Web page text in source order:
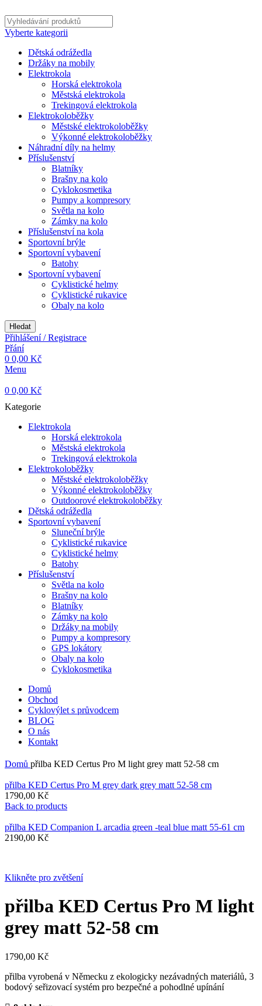
Vyberte kategorii
Dětská odrážedla
Držáky na mobily
Elektrokola
Horská elektrokola
Městská elektrokola
Trekingová elektrokola
Elektrokoloběžky
Městské elektrokoloběžky
Výkonné elektrokoloběžky
Náhradní díly na helmy
Příslušenství
Blatníky
Brašny na kolo
Cyklokosmetika
Pumpy a kompresory
Světla na kolo
Zámky na kolo
Příslušenství na kola
Sportovní brýle
Sportovní vybavení
Batohy
Sportovní vybavení
Cyklistické helmy
Cyklistické rukavice
Obaly na kolo
Hledat
Přihlášení / Registrace
Přání
0 0,00 Kč
Menu
0 0,00 Kč
Kategorie
Elektrokola
Horská elektrokola
Městská elektrokola
Trekingová elektrokola
Elektrokoloběžky
Městské elektrokoloběžky
Výkonné elektrokoloběžky
Outdoorové elektrokoloběžky
Dětská odrážedla
Sportovní vybavení
Sluneční brýle
Cyklistické rukavice
Cyklistické helmy
Batohy
Příslušenství
Světla na kolo
Brašny na kolo
Blatníky
Zámky na kolo
Držáky na mobily
Pumpy a kompresory
GPS lokátory
Obaly na kolo
Cyklokosmetika
Domů
Obchod
Cyklovýlet s průvodcem
BLOG
O nás
Kontakt
Domů přilba KED Certus Pro M light grey matt 52-58 cm
přilba KED Certus Pro M grey dark grey matt 52-58 cm
1790,00 Kč
Back to products
přilba KED Companion L arcadia green -teal blue matt 55-61 cm
2190,00 Kč
Klikněte pro zvětšení
přilba KED Certus Pro M light
grey matt 52-58 cm
1790,00 Kč
přilba vyrobená v Německu z ekologicky nezávadných materiálů, 3
bodový seřizovací systém pro bezpečné a pohodlné upínání